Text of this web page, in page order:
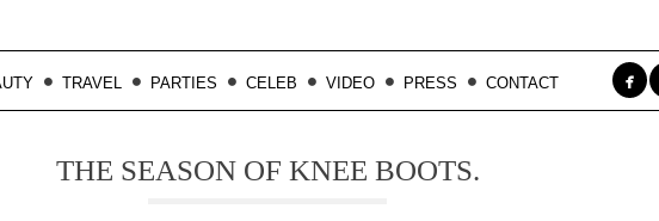
TRAVEL PARTIES CELEB VIDEO PRESS CONTACT 
THE SEASON OF KNEE BOOTS.